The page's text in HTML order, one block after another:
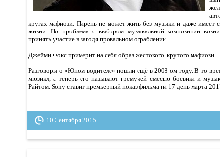
кругах мафиози. Парень не может жить без музыки и даже имеет
жизни. Но проблема с выбором музыкальной композиции
принять участие в загодя провальном ограблении.
Джейми Фокс примерит на себя образ жестокого, крутого мафиози.
Разговоры о «Юном водителе» пошли ещё в 2008-ом году. В то
мюзикл, а теперь его называют гремучей смесью боевика и
Райтом. Sony ставит премьерный показ фильма на 17 день марта
10 Сентября 2015